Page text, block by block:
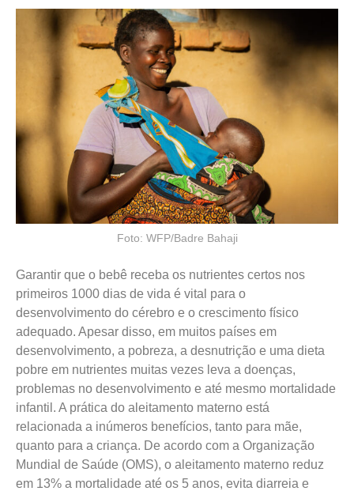
Foto: WFP/Badre Bahaji
Garantir que o bebê receba os nutrientes certos nos
primeiros 1000 dias de vida é vital para o
desenvolvimento do cérebro e o crescimento físico
adequado. Apesar disso, em muitos países em
desenvolvimento, a pobreza, a desnutrição e uma dieta
pobre em nutrientes muitas vezes leva a doenças,
problemas no desenvolvimento e até mesmo mortalidade
infantil. A prática do aleitamento materno está
relacionada a inúmeros benefícios, tanto para mãe,
quanto para a criança. De acordo com a Organização
Mundial de Saúde (OMS), o aleitamento materno reduz
em 13% a mortalidade até os 5 anos, evita diarreia e